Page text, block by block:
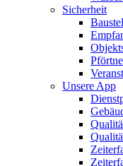
Sicherheit
Unsere App